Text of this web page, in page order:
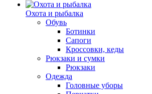
Охота и рыбалка
Обувь
Ботинки
Сапоги
Кроссовки, кеды
Рюкзаки и сумки
Рюкзаки
Одежда
Головные уборы